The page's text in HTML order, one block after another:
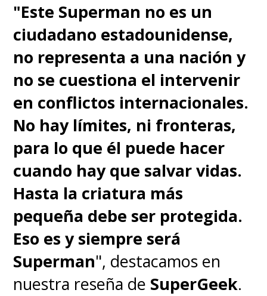
"Este Superman no es un
ciudadano estadounidense,
no representa a una nación y
no se cuestiona el intervenir
en conflictos internacionales.
No hay límites, ni fronteras,
para lo que él puede hacer
cuando hay que salvar vidas.
Hasta la criatura más
pequeña debe ser protegida.
Eso es y siempre será
Superman", destacamos en
nuestra reseña de SuperGeek.